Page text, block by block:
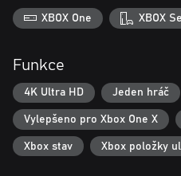
XBOX One XBOX
Funkce
4K Ultra HD Jeden hráč
Vylepšeno pro Xbox One X
Xbox stav Xbox položky